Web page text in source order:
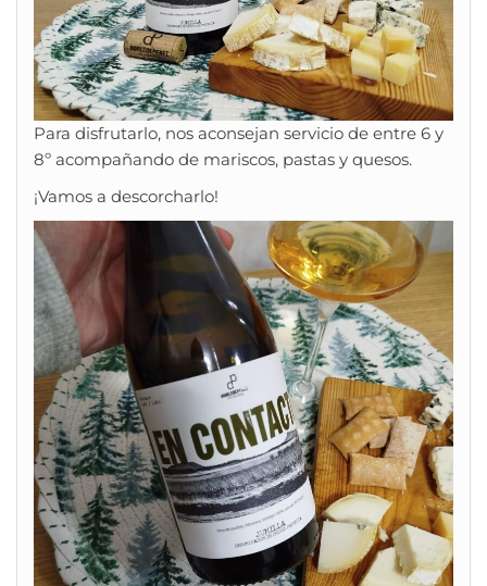
Para disfrutarlo, nos aconsejan servicio de entre 6 y
8º acompañando de mariscos, pastas y quesos.
¡Vamos a descorcharlo!